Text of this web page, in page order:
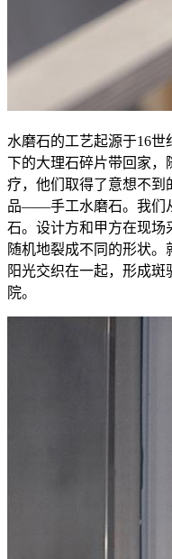
水磨石的工艺起源于16
下的大理石碎片带回家，
疗，他们取得了意想不到
品——手工水磨石。我们
石。设计方和甲方在现场
随机地裂成不同的形状
阳光交织在一起，形成斑
院。